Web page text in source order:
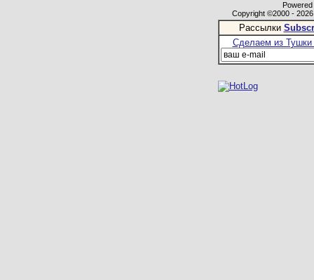
Copyright ©2000 -
Рассылки
Сделаем из Тушки